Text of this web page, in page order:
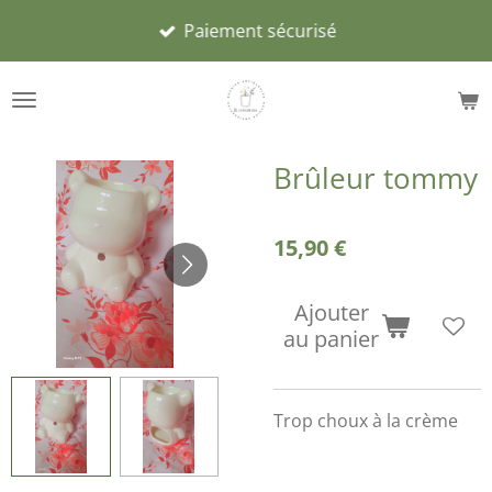
principal
Paiement sécurisé
Brûleur tommy
15,90 €
Ajouter
au panier
Trop choux à la crème